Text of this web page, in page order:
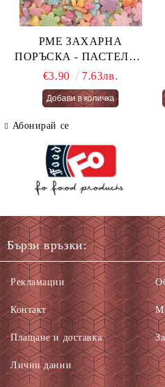
PME ЗАХАРНА
ПОРЪСКА - ПАСТЕЛНА
ОГНЕНА ТОРТА -
PASTEL FAIRY CAKES
66 гр.
€3.90 7.63лв.
Абонирай се
Бързи връзки:
Рекламации
Контакт
Плащане и доставка
Лични данни